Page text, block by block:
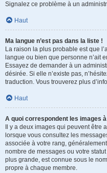
Signalez ce problème à un
Haut
Ma langue n’est pas dans la liste !
La raison la plus probable est que
langue ou bien que personne n’ait
Essayez de demander à un
désirée. Si elle n’existe pas,
traduction. Vous trouverez plus
Haut
A quoi correspondent les images
Il y a deux images qui peuvent être
lorsque vous consultez les
associée à votre rang,
nombre de messages ou votre
plus grande, est connue sous le
propre à chaque membre.